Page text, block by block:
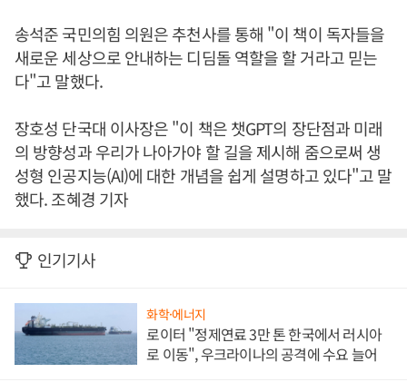
송석준 국민의힘 의원은 추천사를 통해 "이 책이 독자들을
새로운 세상으로 안내하는 디딤돌 역할을 할 거라고 믿는
다"고 말했다.
장호성 단국대 이사장은 "이 책은 챗GPT의 장단점과 미래
의 방향성과 우리가 나아가야 할 길을 제시해 줌으로써 생
성형 인공지능(AI)에 대한 개념을 쉽게 설명하고 있다"고 말
했다. 조혜경 기자
인기기사
화학·에너지
로이터 "정제연료 3만 톤 한국에서 러시아
로 이동", 우크라이나의 공격에 수요 늘어